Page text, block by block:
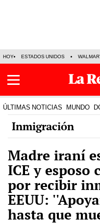
HOY ESTADOS UNIDOS
ÚLTIMAS NOTICIAS MUNDO
Inmigración
Madre iraní
ICE y esposo
por recibir
EEUU:
hasta que